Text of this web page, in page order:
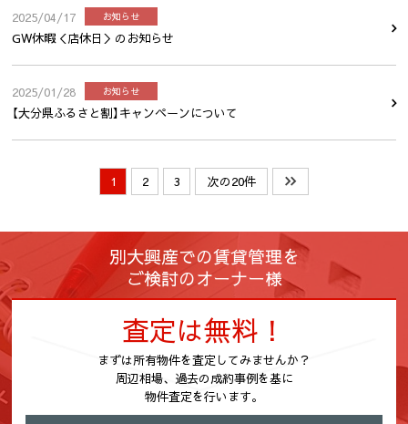
2025/04/17 お知らせ
GW休暇＜店休日＞のお知らせ
2025/01/28 お知らせ
【大分県ふるさと割】キャンペーンについて
1 2 3 次の20件
別大興産での賃貸管理を
ご検討のオーナー様
査定は無料！
まずは所有物件を査定してみませんか？
周辺相場、過去の成約事例を基に
物件査定を行います。